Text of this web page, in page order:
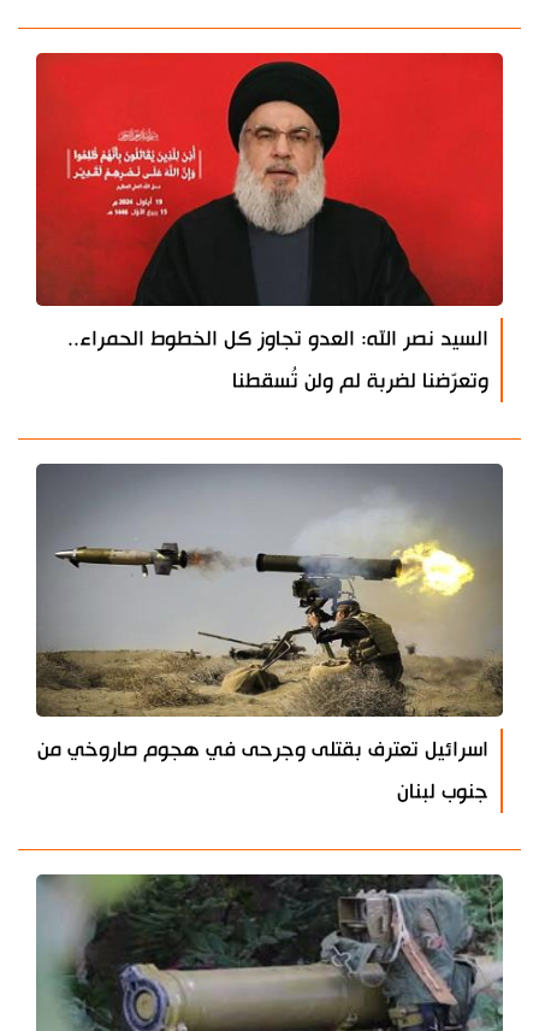
السيد نصر الله: العدو تجاوز كل الخطوط الحمراء..
وتعرّضنا لضربة لم ولن تُسقطنا
اسرائيل تعترف بقتلى وجرحى في هجوم صاروخي من
جنوب لبنان